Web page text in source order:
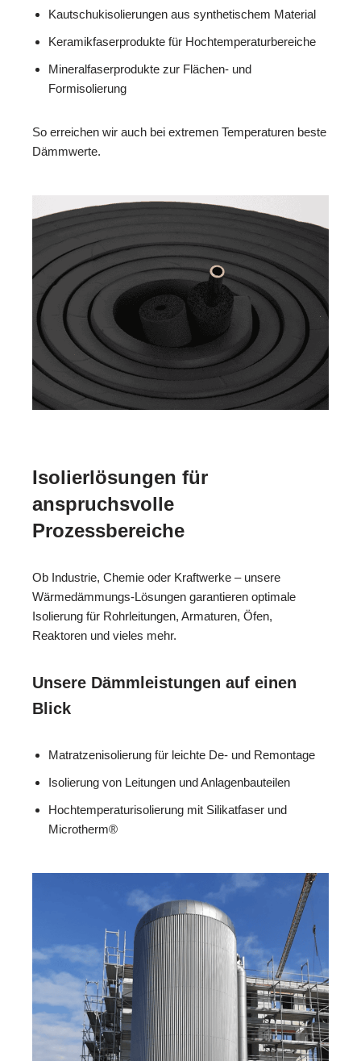
Kautschukisolierungen aus synthetischem Material
Keramikfaserprodukte für Hochtemperaturbereiche
Mineralfaserprodukte zur Flächen- und
Formisolierung
So erreichen wir auch bei extremen Temperaturen beste
Dämmwerte.
Isolierlösungen für
anspruchsvolle
Prozessbereiche
Ob Industrie, Chemie oder Kraftwerke – unsere
Wärmedämmungs-Lösungen garantieren optimale
Isolierung für Rohrleitungen, Armaturen, Öfen,
Reaktoren und vieles mehr.
Unsere Dämmleistungen auf einen
Blick
Matratzenisolierung für leichte De- und Remontage
Isolierung von Leitungen und Anlagenbauteilen
Hochtemperaturisolierung mit Silikatfaser und
Microtherm®